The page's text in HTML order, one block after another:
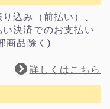
込み（前払い）、
決済でのお支払い
商品除く)
詳しくはこちら